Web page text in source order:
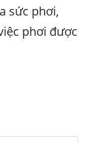
sức phơi,
phơi được